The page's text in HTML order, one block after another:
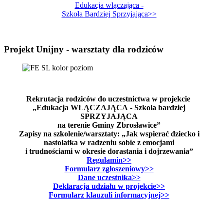
Edukacja włączająca -
Szkoła Bardziej Sprzyjająca>>
Projekt Unijny - warsztaty dla rodziców
Rekrutacja rodziców do uczestnictwa w projekcie
„Edukacja WŁĄCZAJĄCA - Szkoła bardziej
SPRZYJAJĄCA
na terenie Gminy Zbrosławice”
Zapisy na szkolenie/warsztaty: „Jak wspierać dziecko i
nastolatka w radzeniu sobie z emocjami
i trudnościami w okresie dorastania i dojrzewania”
Regulamin>>
Formularz zgłoszeniowy>>
Dane uczestnika>>
Deklaracja udziału w projekcie>>
Formularz klauzuli informacyjnej>>